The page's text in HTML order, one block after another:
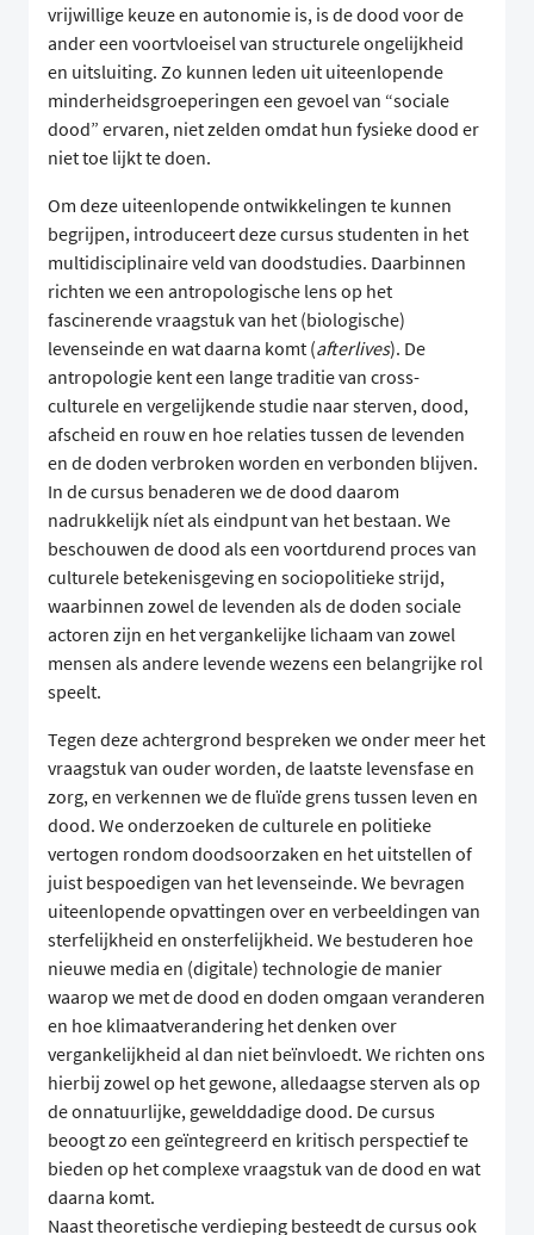
vrijwillige keuze en autonomie is, is de dood voor de
ander een voortvloeisel van structurele ongelijkheid
en uitsluiting. Zo kunnen leden uit uiteenlopende
minderheidsgroeperingen een gevoel van “sociale
dood” ervaren, niet zelden omdat hun fysieke dood er
niet toe lijkt te doen.
Om deze uiteenlopende ontwikkelingen te kunnen
begrijpen, introduceert deze cursus studenten in het
multidisciplinaire veld van doodstudies. Daarbinnen
richten we een antropologische lens op het
fascinerende vraagstuk van het (biologische)
levenseinde en wat daarna komt (afterlives). De
antropologie kent een lange traditie van cross-
culturele en vergelijkende studie naar sterven, dood,
afscheid en rouw en hoe relaties tussen de levenden
en de doden verbroken worden en verbonden blijven.
In de cursus benaderen we de dood daarom
nadrukkelijk níet als eindpunt van het bestaan. We
beschouwen de dood als een voortdurend proces van
culturele betekenisgeving en sociopolitieke strijd,
waarbinnen zowel de levenden als de doden sociale
actoren zijn en het vergankelijke lichaam van zowel
mensen als andere levende wezens een belangrijke rol
speelt.
Tegen deze achtergrond bespreken we onder meer het
vraagstuk van ouder worden, de laatste levensfase en
zorg, en verkennen we de fluïde grens tussen leven en
dood. We onderzoeken de culturele en politieke
vertogen rondom doodsoorzaken en het uitstellen of
juist bespoedigen van het levenseinde. We bevragen
uiteenlopende opvattingen over en verbeeldingen van
sterfelijkheid en onsterfelijkheid. We bestuderen hoe
nieuwe media en (digitale) technologie de manier
waarop we met de dood en doden omgaan veranderen
en hoe klimaatverandering het denken over
vergankelijkheid al dan niet beïnvloedt. We richten ons
hierbij zowel op het gewone, alledaagse sterven als op
de onnatuurlijke, gewelddadige dood. De cursus
beoogt zo een geïntegreerd en kritisch perspectief te
bieden op het complexe vraagstuk van de dood en wat
daarna komt.
Naast theoretische verdieping besteedt de cursus ook